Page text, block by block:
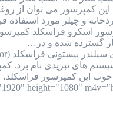
و چیلر مورد استفاده
اسکرو فراسکلد
های تبریدی نام برد.
از ویژگی های خوب این